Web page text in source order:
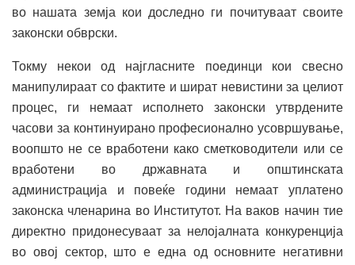
во нашата земја кои доследно ги почитуваат своите
законски обврски.
Токму некои од најгласните поединци кои свесно
манипулираат со фактите и шират невистини за целиот
процес, ги немаат исполнето законски утврдените
часови за континуирано професионално усовршување,
воопшто не се вработени како сметководители или се
вработени во државната и општинската
администрација и повеќе години немаат уплатено
законска членарина во Институтот. На ваков начин тие
директно придонесуваат за нелојалната конкуренција
во овој сектор, што е една од основните негативни